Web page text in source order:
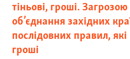
тіньові, гроші.
об’єднання західних
послідовних правил,
гроші